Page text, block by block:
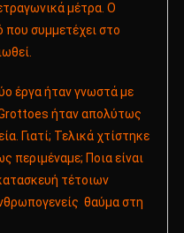
μέτρα. Ο
που συμμετέχει στο
έργα ήταν γνωστά με
ήταν απολύτως
Γιατί; Τελικά χτίστηκε
περιμέναμε; Ποια είναι
τέτοιων
θαύμα στη